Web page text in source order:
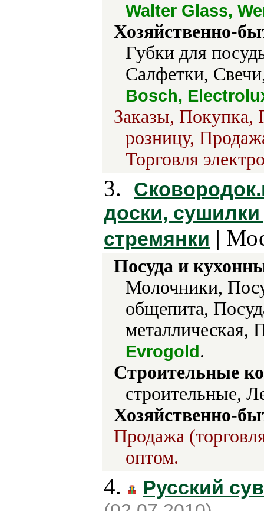
Walter Glass,
Хозяйственно-
Губки для
Салфетки,
Bosch,
Заказы, Покупка,
розницу,
Торговля
3.
доски,
стремянки |
Посуда и
Молочники,
общепита,
металлическая,
Evrogold.
Строительные
строительные,
Хозяйственно-
Продажа
оптом.
4. Русский